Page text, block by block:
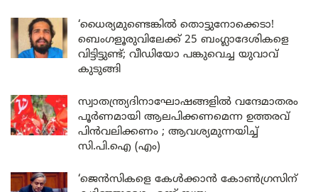
‘ധൈര്യമുണ്ടെങ്കിൽ തൊട്ടുനോക്കെടാ!
ബെംഗളൂരുവിലേക്ക് 25 ബംഗ്ലാദേശികളെ
വിട്ടിട്ടുണ്ട്; വീഡിയോ പങ്കുവെച്ച യുവാവ്
കുടുങ്ങി
സ്വാതന്ത്ര്യദിനാഘോഷങ്ങളിൽ വന്ദേമാതരം
പൂർണമായി ആലപിക്കണമെന്ന ഉത്തരവ്
പിൻവലിക്കണം ; ആവശ്യമുന്നയിച്ച്
സി.പി.ഐ (എം)
‘ജെൻസികളെ കേൾക്കാൻ കോൺഗ്രസിന്